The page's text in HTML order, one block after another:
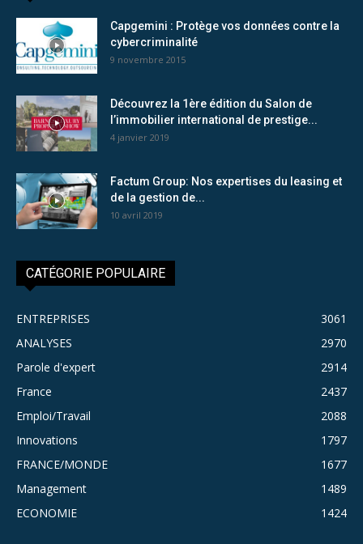
Capgemini : Protège vos données contre la
cybercriminalité
9 novembre 2015
Découvrez la 1ère édition du Salon de
l’immobilier international de prestige...
4 janvier 2019
Factum Group: Nos expertises du leasing et
de la gestion de...
10 avril 2019
CATÉGORIE POPULAIRE
ENTREPRISES
3061
ANALYSES
2970
Parole d'expert
2914
France
2437
Emploi/Travail
2088
Innovations
1797
FRANCE/MONDE
1677
Management
1489
ECONOMIE
1424